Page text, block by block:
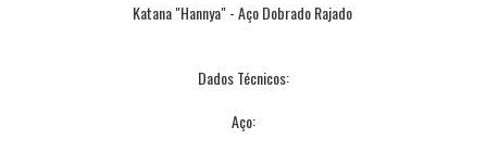
Katana "Hannya" - Aço Dobrado Rajado
Dados Técnicos:
Aço: